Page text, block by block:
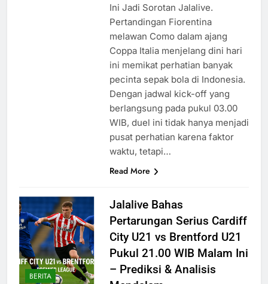
Ini Jadi Sorotan Jalalive.
Pertandingan Fiorentina
melawan Como dalam ajang
Coppa Italia menjelang dini hari
ini memikat perhatian banyak
pecinta sepak bola di Indonesia.
Dengan jadwal kick-off yang
berlangsung pada pukul 03.00
WIB, duel ini tidak hanya menjadi
pusat perhatian karena faktor
waktu, tetapi…
Read More
BERITA
Jalalive Bahas
Pertarungan Serius Cardiff
City U21 vs Brentford U21
Pukul 21.00 WIB Malam Ini
– Prediksi & Analisis